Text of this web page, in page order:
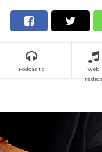
Podcasts
Web
radios